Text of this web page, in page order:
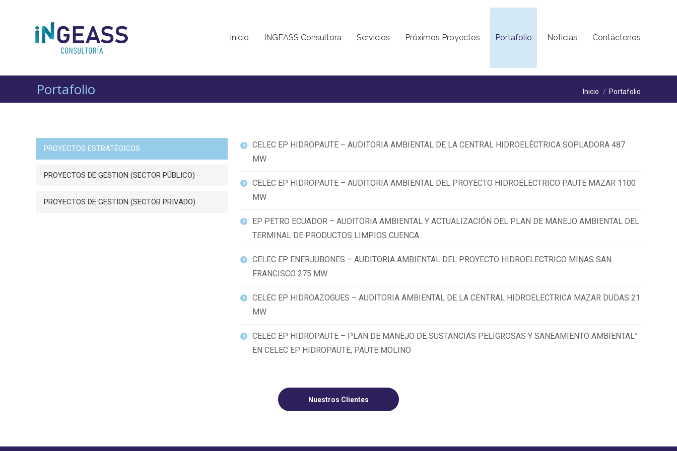
Inicio INGEASS Consultora Servicios Próximos Proyectos Portafolio Noticias Contáctenos
Portafolio Estás aquí:
Inicio Portafolio
PROYECTOS ESTRATÉGICOS
PROYECTOS DE GESTION (SECTOR PÚBLICO)
PROYECTOS DE GESTION (SECTOR PRIVADO)
CELEC EP HIDROPAUTE – AUDITORIA AMBIENTAL DE LA CENTRAL HIDROELÉCTRICA SOPLADORA 487
MW
CELEC EP HIDROPAUTE – AUDITORIA AMBIENTAL DEL PROYECTO HIDROELECTRICO PAUTE MAZAR 1100
MW
EP PETRO ECUADOR – AUDITORIA AMBIENTAL Y ACTUALIZACIÓN DEL PLAN DE MANEJO AMBIENTAL DEL
TERMINAL DE PRODUCTOS LIMPIOS CUENCA
CELEC EP ENERJUBONES – AUDITORIA AMBIENTAL DEL PROYECTO HIDROELECTRICO MINAS SAN
FRANCISCO 275 MW
CELEC EP HIDROAZOGUES – AUDITORIA AMBIENTAL DE LA CENTRAL HIDROELECTRICA MAZAR DUDAS 21
MW
CELEC EP HIDROPAUTE – PLAN DE MANEJO DE SUSTANCIAS PELIGROSAS Y SANEAMIENTO AMBIENTAL”
EN CELEC EP HIDROPAUTE, PAUTE MOLINO
Nuestros Clientes